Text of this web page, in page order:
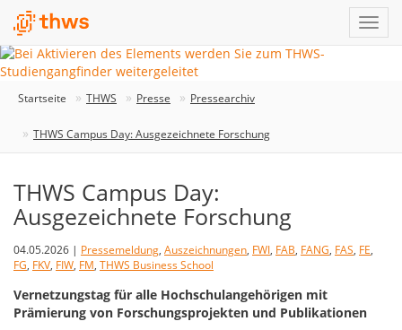
Startseite THWS Presse Pressearchiv
THWS Campus Day: Ausgezeichnete Forschung
THWS Campus Day:
Ausgezeichnete Forschung
04.05.2026 | Pressemeldung, Auszeichnungen, FWI, FAB, FANG, FAS, FE,
FG, FKV, FIW, FM, THWS Business School
Vernetzungstag für alle Hochschulangehörigen mit
Prämierung von Forschungsprojekten und Publikationen